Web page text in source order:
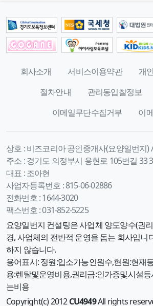
회사소개 서비스이용약관
개
절차안내
관리동입찰정보
이메일무단수집거부
이
상호 :비즈코리아 공인중개사(요양일번지)
주소 :경기도 의정부시 용현로 105번길 33
대표 :조아현
사업자등록번호 :815-06-02886
전화번호 :1644-3020
팩스번호 :031-852-5225
요양일번지 컨설팅은 사업체 양도양수(권
경, 사업체의 전반적 운영을 돕는 회사입니
하지 않습니다.
용어표시: 정원:입소가능인원수,현원:현재
용:렌탈및운영비용,권리금:인가증및시설
는비용
Copyright(c) 2012CU4949All rights